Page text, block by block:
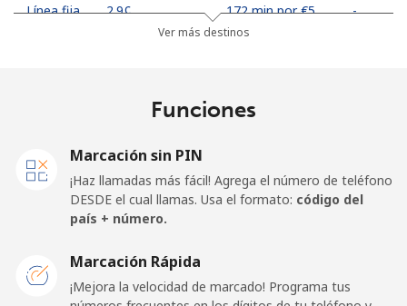
Línea fija ⁦2.9¢⁩ 172 min por ⁦€5⁩ -
Línea fija ⁦27.5¢⁩
⁦29.5¢⁩ 16 min por ⁦€5⁩ -
Línea fija ⁦50.5¢⁩ 9 min por ⁦€5⁩
Ver más destinos
Funciones
Marcación sin PIN
¡Haz llamadas más fácil! Agrega el número de teléfono
DESDE el cual llamas. Usa el formato: código del
país + número.
Marcación Rápida
¡Mejora la velocidad de marcado! Programa tus